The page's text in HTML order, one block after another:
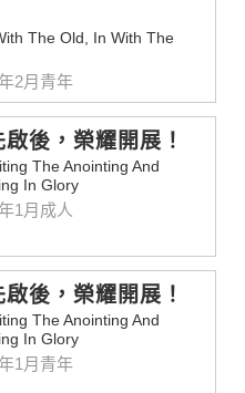
The Old, In With The
2月青年
啟後，榮耀開展！
The Anointing And
In Glory
1月成人
啟後，榮耀開展！
The Anointing And
In Glory
1月青年